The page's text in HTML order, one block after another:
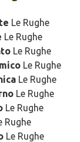
Le Rughe
Le Rughe
Le Rughe
Le Rughe
Le Rughe
Le Rughe
Le Rughe
Rughe
Le Rughe